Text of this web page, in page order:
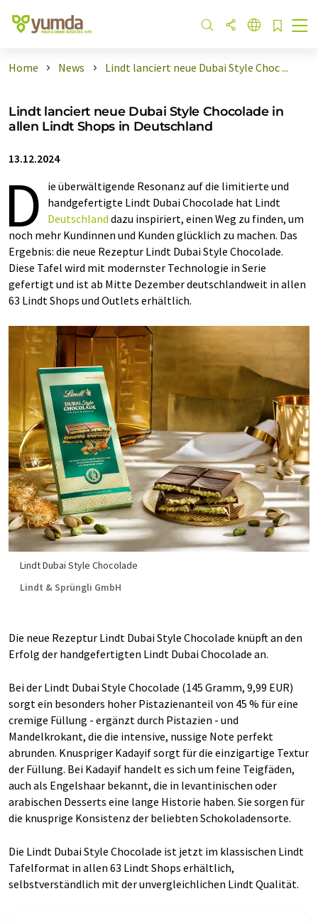
Home News Lindt lanciert neue Dubai Style Choc ...
Lindt lanciert neue Dubai Style Chocolade in
allen Lindt Shops in Deutschland
13.12.2024
D
ie überwältigende Resonanz auf die limitierte und
handgefertigte Lindt Dubai Chocolade hat Lindt
Deutschland dazu inspiriert, einen Weg zu finden, um
noch mehr Kundinnen und Kunden glücklich zu machen. Das
Ergebnis: die neue Rezeptur Lindt Dubai Style Chocolade.
Diese Tafel wird mit modernster Technologie in Serie
gefertigt und ist ab Mitte Dezember deutschlandweit in allen
63 Lindt Shops und Outlets erhältlich.
Lindt Dubai Style Chocolade
Lindt & Sprüngli GmbH
Die neue Rezeptur Lindt Dubai Style Chocolade knüpft an den
Erfolg der handgefertigten Lindt Dubai Chocolade an.
Bei der Lindt Dubai Style Chocolade (145 Gramm, 9,99 EUR)
sorgt ein besonders hoher Pistazienanteil von 45 % für eine
cremige Füllung - ergänzt durch Pistazien - und
Mandelkrokant, die die intensive, nussige Note perfekt
abrunden. Knuspriger Kadayif sorgt für die einzigartige Textur
der Füllung. Bei Kadayif handelt es sich um feine Teigfäden,
auch als Engelshaar bekannt, die in levantinischen oder
arabischen Desserts eine lange Historie haben. Sie sorgen für
die knusprige Konsistenz der beliebten Schokoladensorte.
Die Lindt Dubai Style Chocolade ist jetzt im klassischen Lindt
Tafelformat in allen 63 Lindt Shops erhältlich,
selbstverständlich mit der unvergleichlichen Lindt Qualität.